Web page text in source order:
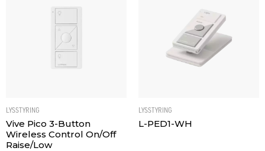
LYSSTYRING
Vive Pico 3-Button
Wireless Control On/Off
Raise/Low
LYSSTYRING
L-PED1-WH